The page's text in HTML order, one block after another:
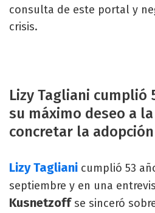
consulta de este portal y
crisis.
Lizy Tagliani cumplió
su máximo deseo a
concretar la adopción
Lizy Tagliani cumplió 53
septiembre y en una
Kusnetzoffse sinceró